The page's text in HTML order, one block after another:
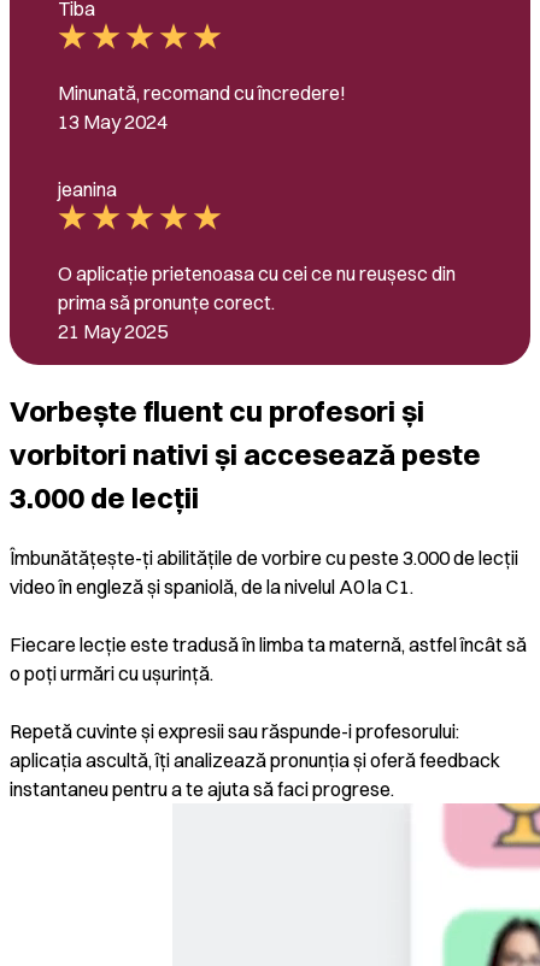
Tiba
Minunată, recomand cu încredere!
13 May 2024
jeanina
O aplicație prietenoasa cu cei ce nu reușesc din
prima să pronunțe corect.
21 May 2025
Vorbește fluent cu profesori și
vorbitori nativi și accesează peste
3.000 de lecții
Îmbunătățește-ți abilitățile de vorbire cu peste 3.000 de lecții
video în engleză și spaniolă, de la nivelul A0 la C1.
Fiecare lecție este tradusă în limba ta maternă, astfel încât să
o poți urmări cu ușurință.
Repetă cuvinte și expresii sau răspunde-i profesorului:
aplicația ascultă, îți analizează pronunția și oferă feedback
instantaneu pentru a te ajuta să faci progrese.